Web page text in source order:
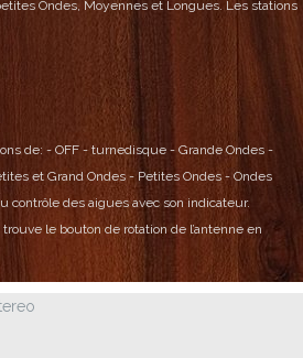
Ondes, Moyennes et Longues. Les stations
de: - OFF - turnedisque - Grande Ondes -
et Grand Ondes - Petites Ondes - Ondes
contrôle des aigues avec son indicateur.
le bouton de rotation de l’antenne en